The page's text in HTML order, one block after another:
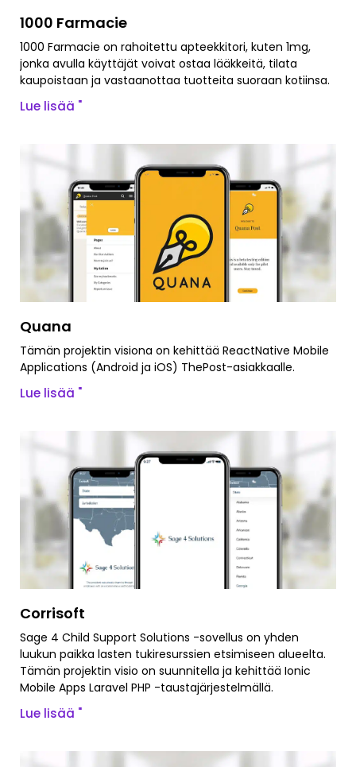
1000 Farmacie
1000 Farmacie on rahoitettu apteekkitori, kuten 1mg,
jonka avulla käyttäjät voivat ostaa lääkkeitä, tilata
kaupoistaan ja vastaanottaa tuotteita suoraan kotiinsa.
Lue lisää "
Quana
Tämän projektin visiona on kehittää ReactNative Mobile
Applications (Android ja iOS) ThePost-asiakkaalle.
Lue lisää "
Corrisoft
Sage 4 Child Support Solutions -sovellus on yhden
luukun paikka lasten tukiresurssien etsimiseen alueelta.
Tämän projektin visio on suunnitella ja kehittää Ionic
Mobile Apps Laravel PHP -taustajärjestelmällä.
Lue lisää "